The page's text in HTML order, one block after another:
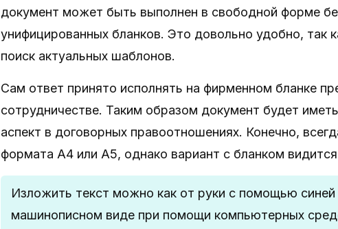
документ может быть выполнен в свободной форме
унифицированных бланков. Это довольно удобно, так
поиск актуальных шаблонов.
Сам ответ принято исполнять на фирменном бланке
сотрудничестве. Таким образом документ будет
аспект в договорных правоотношениях. Конечно,
формата А4 или А5, однако вариант с бланком
Изложить текст можно как от руки с помощью синей
машинописном виде при помощи компьютерных